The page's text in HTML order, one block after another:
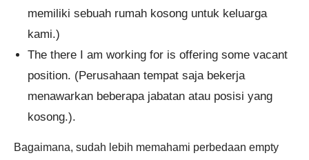
memiliki sebuah rumah kosong untuk keluarga
kami.)
The there I am working for is offering some vacant
position. (Perusahaan tempat saja bekerja
menawarkan beberapa jabatan atau posisi yang
kosong.).
Bagaimana, sudah lebih memahami perbedaan empty